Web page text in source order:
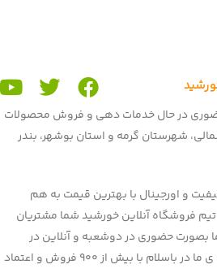
بصورت حضوری در حال خدمات دهی و فروش محصولات
شهرستان گرمه و استان بوشهر، بندر
و اورجینال با بهترین قیمت به هم
تیم فروشگاه آنلاین خورشید شما مشتریان
بصورت حضوری در دوشعبه و آنلاین در
برنامه و سایت باسلام بود. غرفه ی ما در باسلام با بیش از 900 فروش و اعتماد